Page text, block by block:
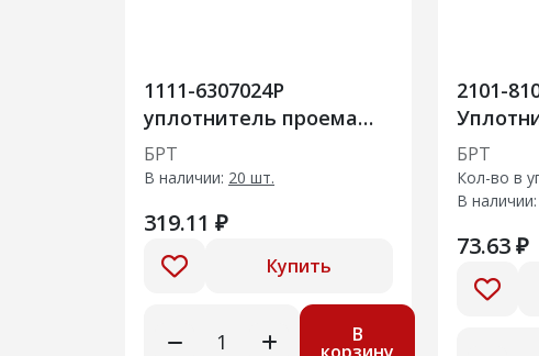
1111-6307024Р
уплотнитель проема
двери задка
БРТ
В наличии: 20 шт.
319.11 ₽
Купить
В
корзину
2101-
сборе
БРТ
Кол-во в
В наличии:
73.63 ₽